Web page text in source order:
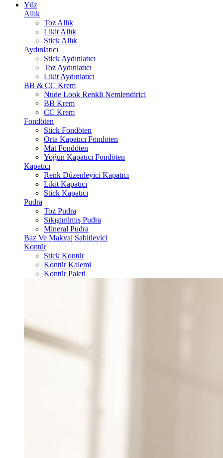
Yüz
Allık
Toz Allık
Likit Allık
Stick Allık
Aydınlatıcı
Stick Aydınlatıcı
Toz Aydınlatıcı
Likit Aydınlatıcı
BB & CC Krem
Nude Look Renkli Nemlendirici
BB Krem
CC Krem
Fondöten
Stick Fondöten
Orta Kapatıcı Fondöten
Mat Fondöten
Yoğun Kapatıcı Fondöten
Kapatıcı
Renk Düzenleyici Kapatıcı
Likit Kapatıcı
Stick Kapatıcı
Pudra
Toz Pudra
Sıkıştırılmış Pudra
Mineral Pudra
Baz Ve Makyaj Sabitleyici
Kontür
Stick Kontür
Kontür Kalemi
Kontür Paleti